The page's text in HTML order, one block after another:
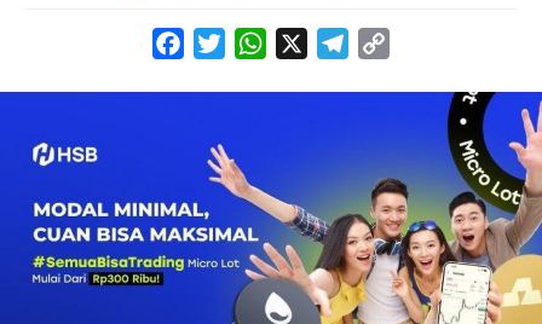
FacebookTwitterWhatsApp Telegram